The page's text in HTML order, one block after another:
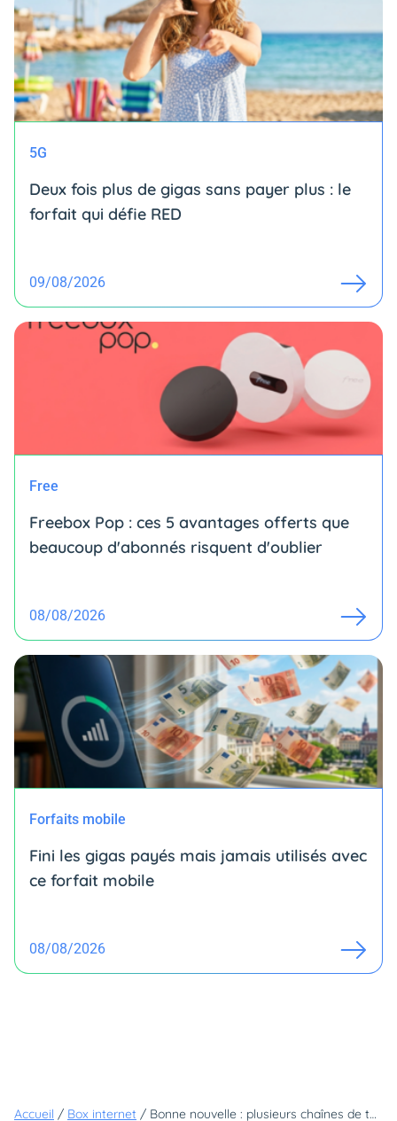
5G
Deux fois plus de gigas sans payer plus : le
forfait qui défie RED
09/08/2026
Free
Freebox Pop : ces 5 avantages offerts que
beaucoup d'abonnés risquent d'oublier
08/08/2026
Forfaits mobile
Fini les gigas payés mais jamais utilisés avec
ce forfait mobile
08/08/2026
Accueil / Box internet / Bonne nouvelle : plusieurs chaînes de télévision viennent de faire leur apparition sur la TV de Bouygues (et elles sont entièrement gratuites)